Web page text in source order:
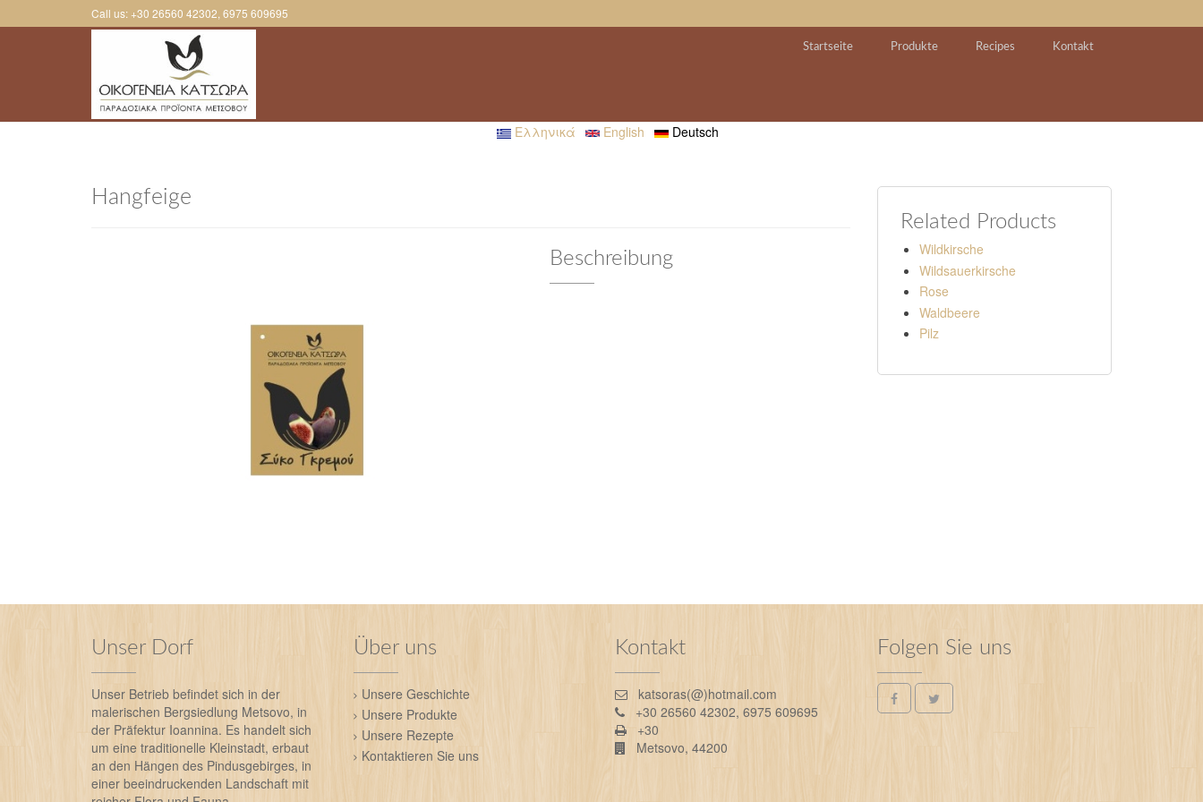
Direkt zum InhaltCall us: +30 26560 42302, 6975 609695
Startseite Produkte Recipes Kontakt
Ελληνικά English Deutsch
Hangfeige
Beschreibung
Related Products
Wildkirsche
Wildsauerkirsche
Rose
Waldbeere
Pilz
Unser Dorf
Unser Betrieb befindet sich in der
malerischen Bergsiedlung Metsovo, in
der Präfektur Ioannina. Es handelt sich
um eine traditionelle Kleinstadt, erbaut
an den Hängen des Pindusgebirges, in
einer beeindruckenden Landschaft mit
Über uns
Unsere Geschichte
Unsere Produkte
Unsere Rezepte
Kontaktieren Sie uns
Kontakt
katsoras(@)hotmail.com
+30 26560 42302, 6975 609695
+30
Metsovo, 44200
Folgen Sie uns